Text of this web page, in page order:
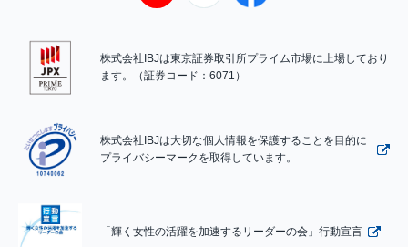
株式会社IBJは東京証券取引所プライム市場に上場しており
ます。（証券コード：6071）
株式会社IBJは大切な個人情報を保護することを目的に
プライバシーマークを取得しています。
「輝く女性の活躍を加速するリーダーの会」行動宣言